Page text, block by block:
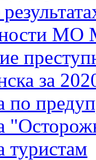
МО
за
по
туристам